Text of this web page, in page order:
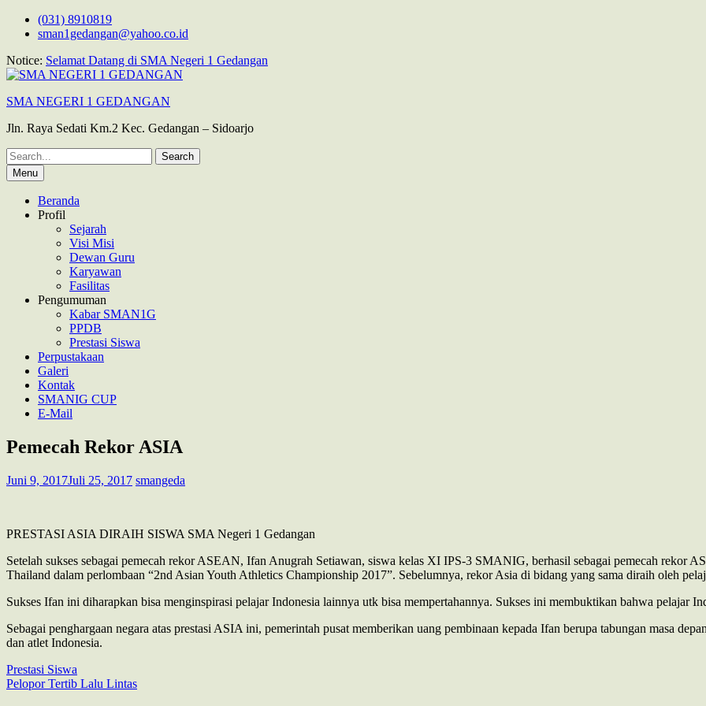
Skip
(031) 8910819
sman1gedangan@yahoo.co.id
Notice: Selamat Datang di SMA Negeri 1 Gedangan
SMA NEGERI 1 GEDANGAN
Jln. Raya Sedati Km.2 Kec. Gedangan – Sidoarjo
Search
for:Menu
Beranda
Profil
Sejarah
Visi Misi
Dewan Guru
Karyawan
Fasilitas
Pengumuman
Kabar SMAN1G
PPDB
Prestasi Siswa
Perpustakaan
Galeri
Kontak
SMANIG CUP
E-Mail
Pemecah Rekor ASIA
Juni 9, 2017Juli 25, 2017 smangeda
PRESTASI ASIA DIRAIH SISWA SMA Negeri 1 Gedangan
Setelah sukses sebagai pemecah rekor ASEAN, Ifan Anugrah Setiawan, siswa kelas XI IPS-3 SMANIG, berhasil sebagai pemecah rekor
Thailand dalam perlombaan “2nd Asian Youth Athletics Championship 2017”. Sebelumnya, rekor Asia di bidang yang sama diraih oleh
Sukses Ifan ini diharapkan bisa menginspirasi pelajar Indonesia lainnya utk bisa mempertahannya. Sukses ini membuktikan bahwa pelajar
Sebagai penghargaan negara atas prestasi ASIA ini, pemerintah pusat memberikan uang pembinaan kepada Ifan berupa tabungan masa
dan atlet Indonesia.
Prestasi Siswa
Navigasi
Pelopor Tertib Lalu Lintas